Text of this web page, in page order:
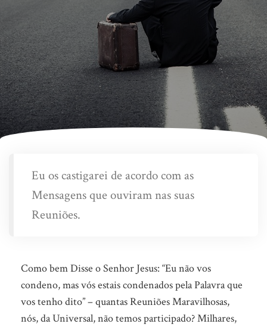
meio
caminho?
Eu os castigarei de acordo com as
Mensagens que ouviram nas suas
Reuniões.
Como bem Disse o Senhor Jesus: “Eu não vos
condeno, mas vós estais condenados pela Palavra que
vos tenho dito” – quantas Reuniões Maravilhosas,
nós, da Universal, não temos participado? Milhares,